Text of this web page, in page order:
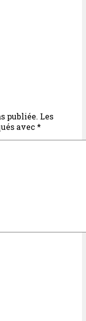
publiée. Les
avec *